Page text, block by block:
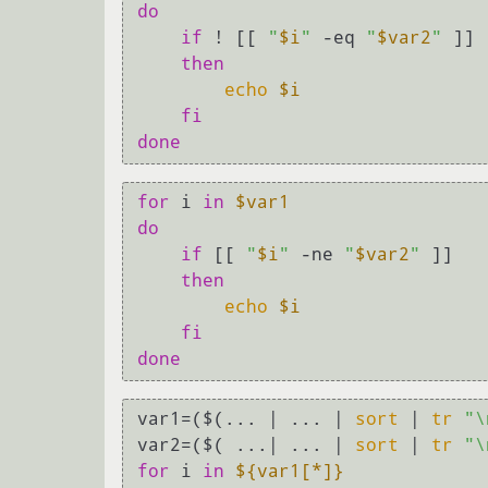
do
if ! [[ "$i" -eq "$var2"
]]
then
echo
$i
fi
done
for i in
$var1
do
if [[ "$i" -ne "$var2"
]]
then
echo
$i
fi
done
var1=($(... | ... | sort tr
var2=($( ...| ... | sort tr
for
i in
${var1[*]}